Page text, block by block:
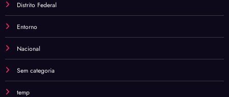
Distrito Federal
Entorno
Nacional
Sem categoria
temp